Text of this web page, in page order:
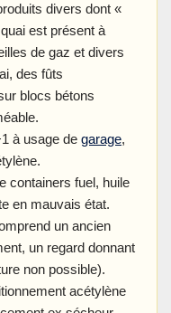
divers dont «
est présent à
de gaz et divers
des fûts
blocs bétons
à usage de garage,
containers fuel, huile
en mauvais état.
un ancien
un regard donnant
non possible).
acétylène